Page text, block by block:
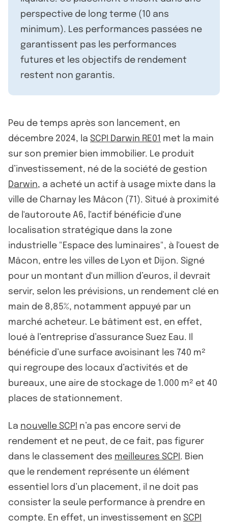
perspective de long terme (10 ans
minimum). Les performances passées ne
garantissent pas les performances
futures et les objectifs de rendement
restent non garantis.
Peu de temps après son lancement, en
décembre 2024, la SCPI Darwin RE01 met la main
sur son premier bien immobilier. Le produit
d’investissement, né de la société de gestion
Darwin, a acheté un actif à usage mixte dans la
ville de Charnay les Mâcon (71). Situé à proximité
de l'autoroute A6, l'actif bénéficie d'une
localisation stratégique dans la zone
industrielle "Espace des luminaires", à l'ouest de
Mâcon, entre les villes de Lyon et Dijon. Signé
pour un montant d'un million d’euros, il devrait
servir, selon les prévisions, un rendement clé en
main de 8,85%, notamment appuyé par un
marché acheteur. Le bâtiment est, en effet,
loué à l’entreprise d’assurance Suez Eau. Il
bénéficie d’une surface avoisinant les 740 m²
qui regroupe des locaux d’activités et de
bureaux, une aire de stockage de 1.000 m² et 40
places de stationnement.
La nouvelle SCPI n’a pas encore servi de
rendement et ne peut, de ce fait, pas figurer
dans le classement des meilleures SCPI . Bien
que le rendement représente un élément
essentiel lors d’un placement, il ne doit pas
consister la seule performance à prendre en
compte. En effet, un investissement en SCPI